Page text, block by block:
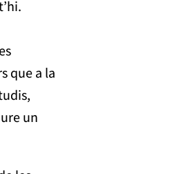
que a la
un